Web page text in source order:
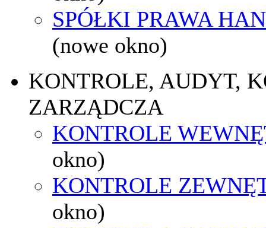
SPÓŁKI PRAWA
(nowe okno)
KONTROLE, AUDYT,
ZARZĄDCZA
KONTROLE
okno)
KONTROLE
okno)